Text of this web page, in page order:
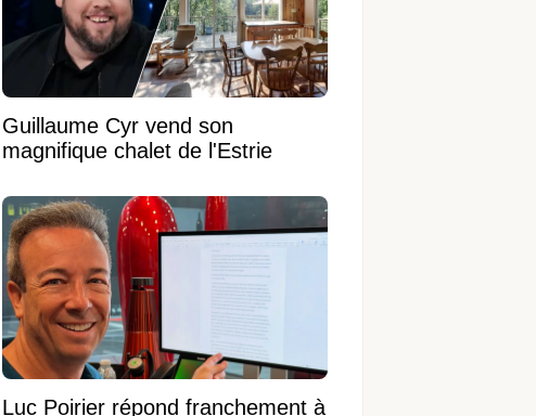
Guillaume Cyr vend son
magnifique chalet de l'Estrie
Luc Poirier répond franchement à